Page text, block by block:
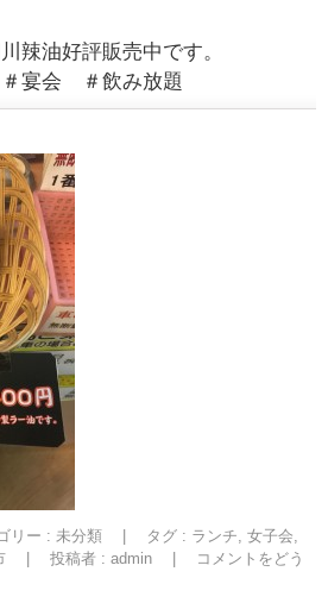
四川辣油好評販売中です。
宴会 ＃飲み放題
リー : 未分類 タグ : ランチ, 女子会,
投稿者 : admin
コメントをどう